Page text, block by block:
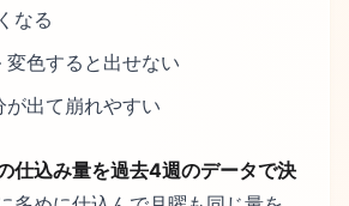
なる
色すると出せない
出て崩れやすい
仕込み量を過去4週のデータで決